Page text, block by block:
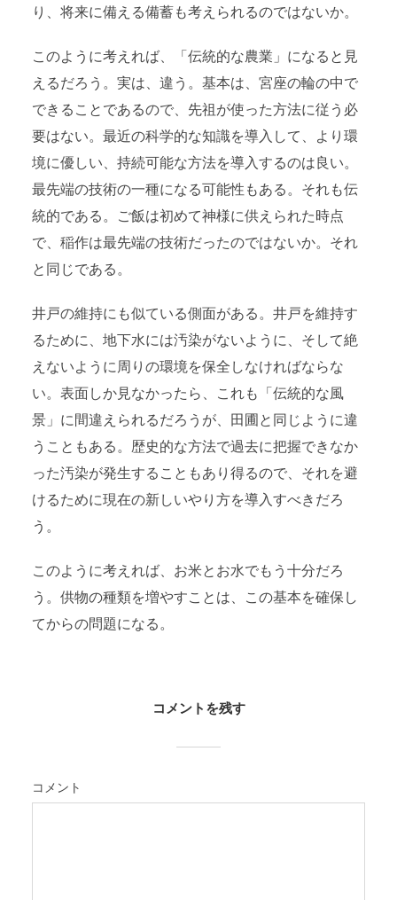
り、将来に備える備蓄も考えられるのではないか。
このように考えれば、「伝統的な農業」になると見
えるだろう。実は、違う。基本は、宮座の輪の中で
できることであるので、先祖が使った方法に従う必
要はない。最近の科学的な知識を導入して、より環
境に優しい、持続可能な方法を導入するのは良い。
最先端の技術の一種になる可能性もある。それも伝
統的である。ご飯は初めて神様に供えられた時点
で、稲作は最先端の技術だったのではないか。それ
と同じである。
井戸の維持にも似ている側面がある。井戸を維持す
るために、地下水には汚染がないように、そして絶
えないように周りの環境を保全しなければならな
い。表面しか見なかったら、これも「伝統的な風
景」に間違えられるだろうが、田圃と同じように違
うこともある。歴史的な方法で過去に把握できなか
った汚染が発生することもあり得るので、それを避
けるために現在の新しいやり方を導入すべきだろ
う。
このように考えれば、お米とお水でもう十分だろ
う。供物の種類を増やすことは、この基本を確保し
てからの問題になる。
コメントを残す
コメント